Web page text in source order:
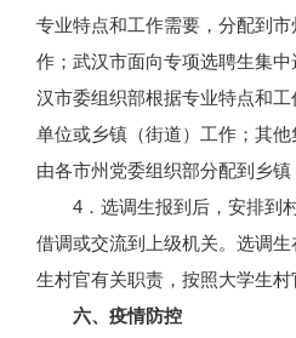
专业特点和工作需要，分配到
作；武汉市面向专项选聘生集
汉市委组织部根据专业特点和
单位或乡镇（街道）工作；其他
由各市州党委组织部分配到乡镇
4．选调生报到后，安排到
借调或交流到上级机关。选调
生村官有关职责，按照大学生村
六、疫情防控